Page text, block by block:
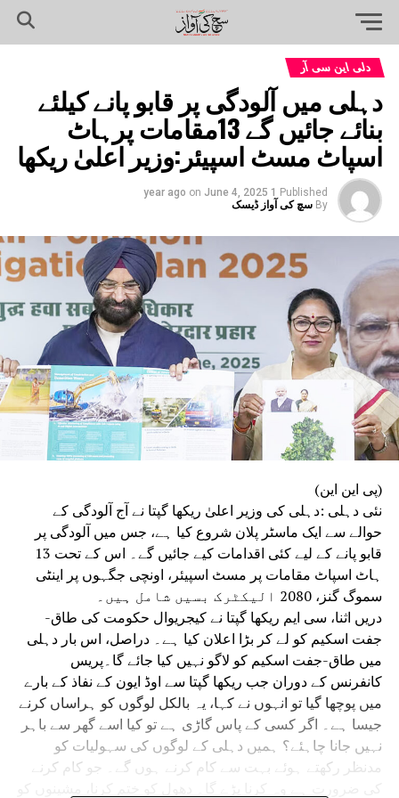
دلی این سی آر
دہلی میں آلودگی پر قابو پانے کیلئے
بنائے جائیں گے 13مقامات پرہاٹ
اسپاٹ مسٹ اسپیئر:وزیر اعلیٰ ریکھا
Published
1 year ago
on June 4, 2025
By سچ کی آواز ڈیسک
(پی این این)
نئی دہلی :دہلی کی وزیر اعلیٰ ریکھا گپتا نے آج آلودگی کے
حوالے سے ایک ماسٹر پلان شروع کیا ہے، جس میں آلودگی پر
قابو پانے کے لیے کئی اقدامات کیے جائیں گے۔ اس کے تحت 13
ہاٹ اسپاٹ مقامات پر مسٹ اسپیئر، اونچی جگہوں پر اینٹی
سموگ گنز، 2080 الیکٹرک بسیں شامل ہیں۔
دریں اثنا، سی ایم ریکھا گپتا نے کیجریوال حکومت کی طاق-
جفت اسکیم کو لے کر بڑا اعلان کیا ہے۔ دراصل، اس بار دہلی
میں طاق-جفت اسکیم کو لاگو نہیں کیا جائے گا۔پریس
کانفرنس کے دوران جب ریکھا گپتا سے اوڈ ایون کے نفاذ کے بارے
میں پوچھا گیا تو انہوں نے کہا، یہ بالکل لوگوں کو ہراساں کرنے
جیسا ہے۔ اگر کسی کے پاس گاڑی ہے تو کیا اسے گھر سے باہر
نہیں جانا چاہئے؟ ہمیں دہلی کے لوگوں کی سہولیات کو
مدنظر رکھتے ہوئے بہت سے کام کرنے ہوں گے۔ جو کام کرنے